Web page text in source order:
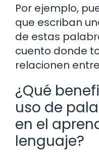
Por ejemplo,
que escriban
de estas
cuento donde
relacionen
¿Qué
uso de
en el
lenguaje?